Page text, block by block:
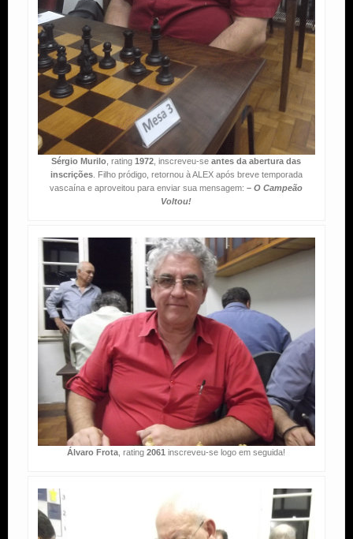
Sérgio Murilo , rating1972 , inscreveu-se antes da abertura das
inscrições. Filho pródigo, retornou à ALEX após breve temporada
vascaína e aproveitou para enviar sua mensagem: – O Campeão
Voltou!
Álvaro Frota , rating2061 inscreveu-se logo em seguida!